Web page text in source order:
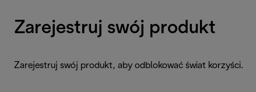
Zarejestruj swój produkt
Zarejestruj swój produkt, aby odblokować świat korzyści.